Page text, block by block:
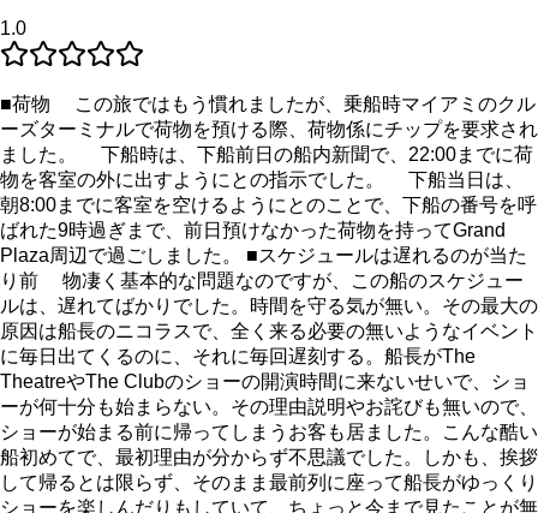
1.0
■荷物 この旅ではもう慣れましたが、乗船時マイアミのクル
ーズターミナルで荷物を預ける際、荷物係にチップを要求され
ました。 下船時は、下船前日の船内新聞で、22:00までに荷
物を客室の外に出すようにとの指示でした。 下船当日は、
朝8:00までに客室を空けるようにとのことで、下船の番号を呼
ばれた9時過ぎまで、前日預けなかった荷物を持ってGrand
Plaza周辺で過ごしました。 ■スケジュールは遅れるのが当た
り前 物凄く基本的な問題なのですが、この船のスケジュー
ルは、遅れてばかりでした。時間を守る気が無い。その最大の
原因は船長のニコラスで、全く来る必要の無いようなイベント
に毎日出てくるのに、それに毎回遅刻する。船長がThe
TheatreやThe Clubのショーの開演時間に来ないせいで、ショ
ーが何十分も始まらない。その理由説明やお詫びも無いので、
ショーが始まる前に帰ってしまうお客も居ました。こんな酷い
船初めてで、最初理由が分からず不思議でした。しかも、挨拶
して帰るとは限らず、そのまま最前列に座って船長がゆっくり
ショーを楽しんだりもしていて、ちょっと今まで見たことが無